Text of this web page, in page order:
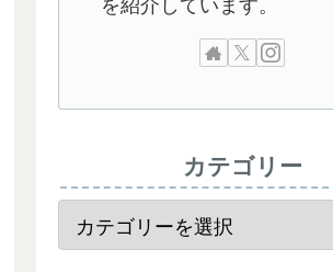
を紹介しています。
カテゴリー